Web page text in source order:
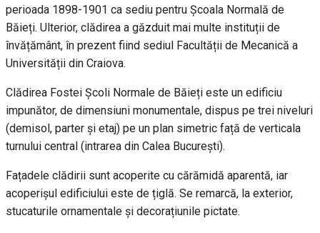
perioada 1898-1901 ca sediu pentru Școala Normală de
Băieți. Ulterior, clădirea a găzduit mai multe instituții de
învățământ, în prezent fiind sediul Facultății de Mecanică a
Universității din Craiova.
Clădirea Fostei Școli Normale de Băieți este un edificiu
impunător, de dimensiuni monumentale, dispus pe trei niveluri
(demisol, parter și etaj) pe un plan simetric față de verticala
turnului central (intrarea din Calea București).
Fațadele clădirii sunt acoperite cu cărămidă aparentă, iar
acoperișul edificiului este de țiglă. Se remarcă, la exterior,
stucaturile ornamentale și decorațiunile pictate.